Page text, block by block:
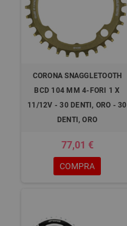
CORONA SNAGGLETOOTH
BCD 104 MM 4-FORI 1 X
11/12V - 30 DENTI, ORO - 30
DENTI, ORO
77,01 €
COMPRA